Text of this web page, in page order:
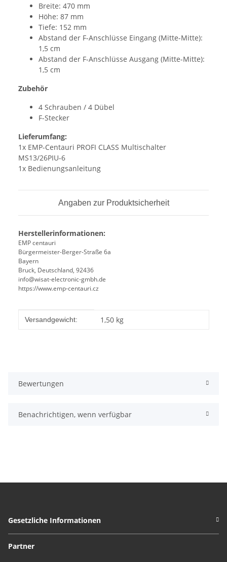
Breite: 470 mm
Höhe: 87 mm
Tiefe: 152 mm
Abstand der F-Anschlüsse Eingang (Mitte-Mitte):
1,5 cm
Abstand der F-Anschlüsse Ausgang (Mitte-Mitte):
1,5 cm
Zubehör
4 Schrauben / 4 Dübel
F-Stecker
Lieferumfang:
1x EMP-Centauri PROFI CLASS Multischalter
MS13/26PIU-6
1x Bedienungsanleitung
Angaben zur Produktsicherheit
Herstellerinformationen:
EMP centauri
Bürgermeister-Berger-Straße 6a
Bayern
Bruck, Deutschland, 92436
info@wisat-electronic-gmbh.de
https://www.emp-centauri.cz
Produkteigenschaft
Wert
Versandgewicht: 1,50 kg
Bewertungen
Benachrichtigen, wenn verfügbar
Gesetzliche Informationen
Partner